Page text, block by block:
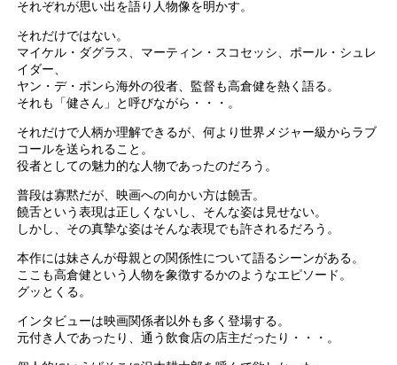
それぞれが思い出を語り人物像を明かす。
それだけではない。
マイケル・ダグラス、マーティン・スコセッシ、ポール・シュレ
イダー、
ヤン・デ・ポンら海外の役者、監督も高倉健を熱く語る。
それも「健さん」と呼びながら・・・。
それだけで人柄か理解できるが、何より世界メジャー級からラブ
コールを送られること。
役者としての魅力的な人物であったのだろう。
普段は寡黙だが、映画への向かい方は饒舌。
饒舌という表現は正しくないし、そんな姿は見せない。
しかし、その真摯な姿はそんな表現でも許されるだろう。
本作には妹さんが母親との関係性について語るシーンがある。
ここも高倉健という人物を象徴するかのようなエピソード。
グッとくる。
インタビューは映画関係者以外も多く登場する。
元付き人であったり、通う飲食店の店主だったり・・・。